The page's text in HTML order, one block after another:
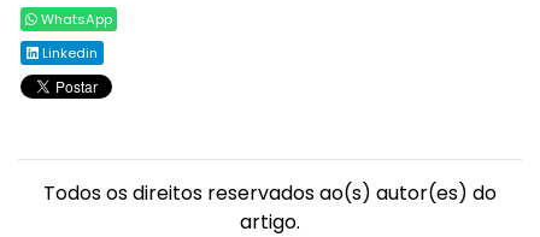
WhatsApp
Linkedin
Todos os direitos reservados ao(s) autor(es) do
artigo.